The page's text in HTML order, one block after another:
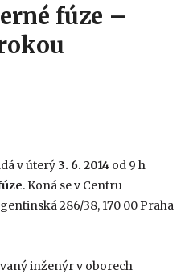
fúze –
v úterý 3. 6. 2014 od 9 h
. Koná se v Centru
286/38, 170 00 Praha
inženýr v oborech